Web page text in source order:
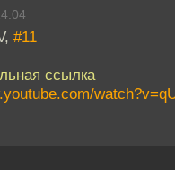
#11
ссылка